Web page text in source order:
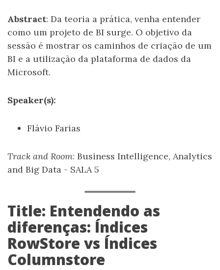
Abstract: Da teoria a prática, venha entender
como um projeto de BI surge. O objetivo da
sessão é mostrar os caminhos de criação de um
BI e a utilização da plataforma de dados da
Microsoft.
Speaker(s):
Flávio Farias
Track and Room: Business Intelligence, Analytics
and Big Data - SALA 5
Title: Entendendo as
diferenças: Índices
RowStore vs Índices
Columnstore